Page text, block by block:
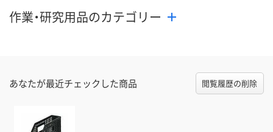
作業・研究用品のカテゴリー
あなたが最近チェックした商品 閲覧履歴の削除